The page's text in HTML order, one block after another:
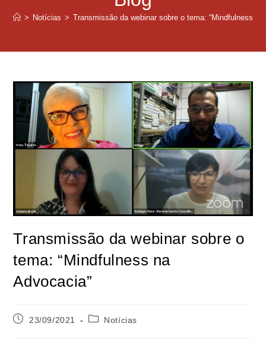
> Notícias > Transmissão da webinar sobre o tema: “Mindfulness na
Transmissão da webinar sobre o
tema: “Mindfulness na
Advocacia”
23/09/2021 Notícias